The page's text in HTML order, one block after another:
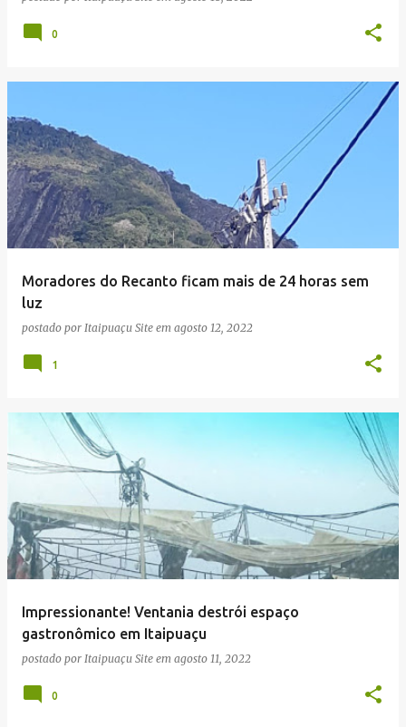
0
Moradores do Recanto ficam mais de 24 horas sem
luz
postado por Itaipuaçu Site em agosto 12, 2022
1
Impressionante! Ventania destrói espaço
gastronômico em Itaipuaçu
postado por Itaipuaçu Site em agosto 11, 2022
0